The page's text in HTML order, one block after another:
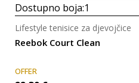
Dostupno boja:1
Reebok Court Clean
Lifestyle tenisice za djevojčice
OFFER